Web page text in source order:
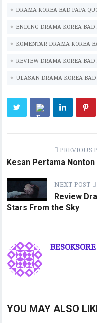
p
p
DRAMA KOREA BAD PAPA
ENDING DRAMA KOREA BAD
KOMENTAR DRAMA KOREA
REVIEW DRAMA KOREA BAD
ULASAN DRAMA KOREA BAD
PREVIOUS
Kesan Pertama
NEXT POST
Review
Stars From the Sky
BESOKSORE
YOU MAY ALSO